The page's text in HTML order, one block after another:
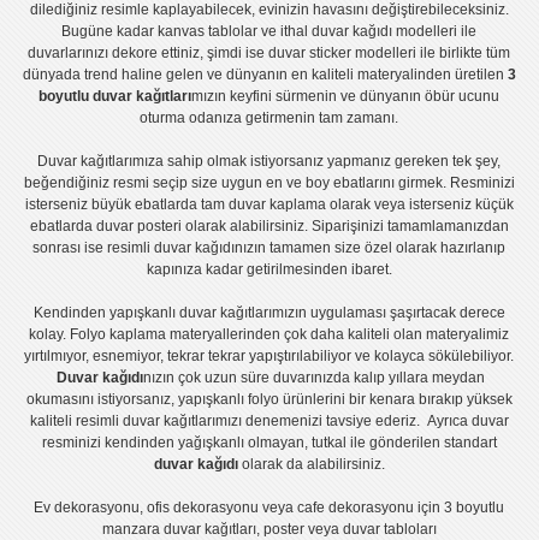
dilediğiniz resimle kaplayabilecek, evinizin havasını değiştirebileceksiniz.
Bugüne kadar kanvas tablo lar veithal duvar kağıdı modelleri ile
duvarlarınızı dekore ettiniz, şimdi iseduvar sticker modelleri ile birlikte tüm
dünyada trend haline gelen ve dünyanın en kaliteli materyalinden üretilen 3
boyutlu duvar kağıtlarımızın keyfini sürmenin ve dünyanın öbür ucunu
oturma odanıza getirmenin tam zamanı.
Duvar kağıtlarımıza sahip olmak istiyorsanız yapmanız gereken tek şey,
beğendiğiniz resmi seçip size uygun en ve boy ebatlarını girmek. Resminizi
isterseniz büyük ebatlarda tam duvar kaplamaolarak veya isterseniz küçük
ebatlarda duvar posteri olarak alabilirsiniz. Siparişinizi tamamlamanızdan
sonrası iseresimli duvar kağıdınızın tamamen size özel olarak hazırlanıp
kapınıza kadar getirilmesinden ibaret.
Kendinden yapışkanlı duvar kağıtlarımızın uygulamasışaşırtacak derece
kolay. Folyo kaplama materyallerinden çok daha kaliteli olanmateryalimiz
yırtılmıyor, esnemiyor, tekrar tekrar yapıştırılabiliyor ve kolayca sökülebiliyor.
Duvar kağıdınızın çok uzun süre duvarınızda kalıp yıllara meydan
okumasını istiyorsanız, yapışkanlı folyoürünlerini bir kenara bırakıp yüksek
kaliteli resimli duvar kağıtlarımızı denemenizi tavsiye ederiz. Ayrıca duvar
resminizi kendinden yağışkanlı olmayan, tutkal ile gönderilen standart
duvar kağıdıolarak da alabilirsiniz.
Ev dekorasyonu,ofis dekorasyonu veyacafe dekorasyonu için3 boyutlu
manzara duvar kağıtları, posterveya duvar tabloları